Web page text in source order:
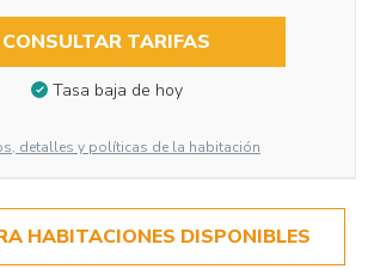
CONSULTAR TARIFAS
Tasa baja de hoy
detalles y políticas de la habitación
HABITACIONES DISPONIBLES